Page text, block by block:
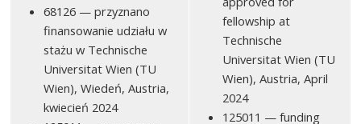
68126 — przyznano
finansowanie udziału w
stażu w Technische
Universitat Wien (TU
Wien), Wiedeń, Austria,
kwiecień 2024
fellowship at
Technische
Universitat Wien (TU
Wien), Austria, April
2024
125011 — funding